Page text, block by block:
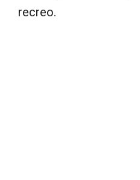
recreo.